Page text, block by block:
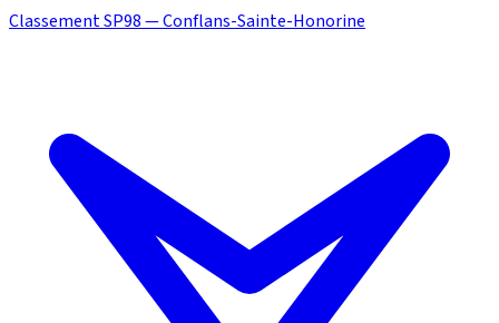
Classement SP98 — Conflans-Sainte-Honorine